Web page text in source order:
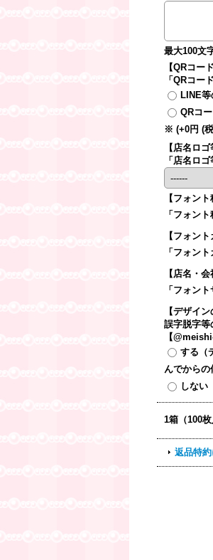
最大100文
【QRコー
「QRコ
LINE
QRコ
※ (+0円 (
【店名ロ
「店名ロ
【フォント
「フォン
【フォント
「フォン
【店名・会
「フォン
【デザイン
誤字脱字
【
する（
んでからの
しない
1箱（100枚
返品特